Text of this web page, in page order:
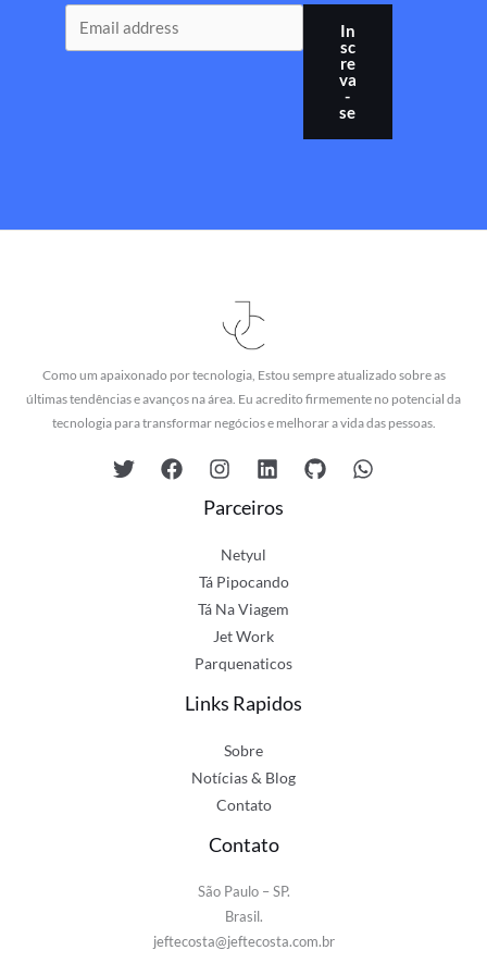
In
sc
re
va
-
se
Como um apaixonado por tecnologia, Estou sempre atualizado sobre as
últimas tendências e avanços na área. Eu acredito firmemente no potencial da
tecnologia para transformar negócios e melhorar a vida das pessoas.
Parceiros
Netyul
Tá Pipocando
Tá Na Viagem
Jet Work
Parquenaticos
Links Rapidos
Sobre
Notícias & Blog
Contato
Contato
São Paulo – SP.
Brasil.
jeftecosta@jeftecosta.com.br